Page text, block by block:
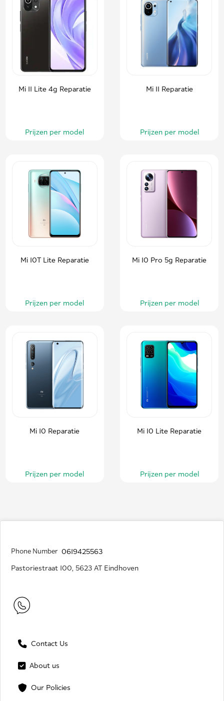
Mi 11 Lite 4g Reparatie
Prijzen per model
Mi 11 Reparatie
Prijzen per model
Mi 10T Lite Reparatie
Prijzen per model
Mi 10 Pro 5g Reparatie
Prijzen per model
Mi 10 Reparatie
Prijzen per model
Mi 10 Lite Reparatie
Prijzen per model
Phone Number 0619425563
Pastoriestraat 100, 5623 AT Eindhoven
Contact Us
About us
Our Policies